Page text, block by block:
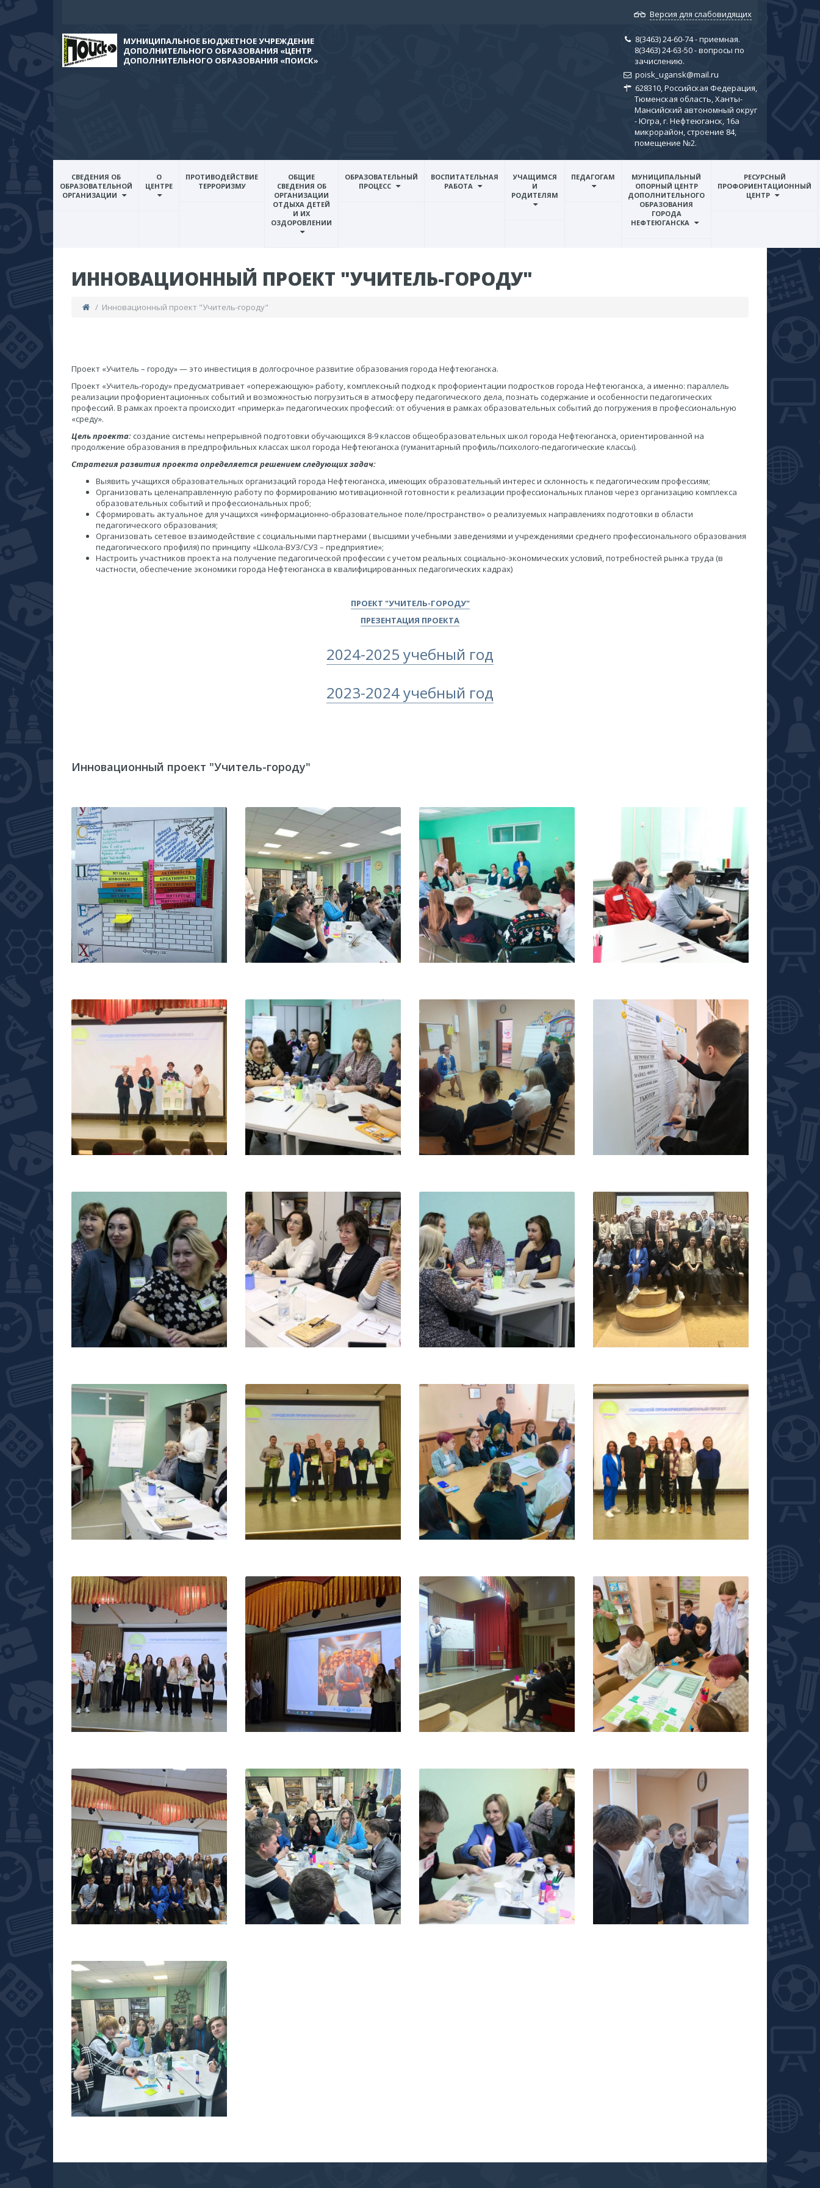
Версия для слабовидящих
МУНИЦИПАЛЬНОЕ БЮДЖЕТНОЕ УЧРЕЖДЕНИЕ
ДОПОЛНИТЕЛЬНОГО ОБРАЗОВАНИЯ «ЦЕНТР
ДОПОЛНИТЕЛЬНОГО ОБРАЗОВАНИЯ «ПОИСК»
8(3463) 24-60-74 - приемная.
8(3463) 24-63-50 - вопросы по
зачислению.
poisk_ugansk@mail.ru
628310, Российская Федерация,
Тюменская область, Ханты-
Мансийский автономный округ
- Югра, г. Нефтеюганск, 16а
микрорайон, строение 84,
помещение №2.
СВЕДЕНИЯ ОБ
ОБРАЗОВАТЕЛЬНОЙ
ОРГАНИЗАЦИИ
О
ЦЕНТРЕ
ПРОТИВОДЕЙСТВИЕ
ТЕРРОРИЗМУ
ОБЩИЕ
СВЕДЕНИЯ ОБ
ОРГАНИЗАЦИИ
ОТДЫХА ДЕТЕЙ
И ИХ
ОЗДОРОВЛЕНИИ
ОБРАЗОВАТЕЛЬНЫЙ
ПРОЦЕСС
ВОСПИТАТЕЛЬНАЯ
РАБОТА
УЧАЩИМСЯ
И
РОДИТЕЛЯМ
ПЕДАГОГАМ
МУНИЦИПАЛЬНЫЙ
ОПОРНЫЙ ЦЕНТР
ДОПОЛНИТЕЛЬНОГО
ОБРАЗОВАНИЯ
ГОРОДА
НЕФТЕЮГАНСКА
РЕСУРСНЫЙ
ПРОФОРИЕНТАЦИОННЫЙ
ЦЕНТР
ИННОВАЦИОННЫЙ ПРОЕКТ "УЧИТЕЛЬ-ГОРОДУ"
/ Инновационный проект "Учитель-городу"
Проект «Учитель – городу» — это инвестиция в долгосрочное развитие образования города Нефтеюганска.
Проект «Учитель-городу» предусматривает «опережающую» работу, комплексный подход к профориентации подростков города Нефтеюганска, а именно: параллель
реализации профориентационных событий и возможностью погрузиться в атмосферу педагогического дела, познать содержание и особенности педагогических
профессий. В рамках проекта происходит «примерка» педагогических профессий: от обучения в рамках образовательных событий до погружения в профессиональную
«среду».
Цель проекта: создание системы непрерывной подготовки обучающихся 8-9 классов общеобразовательных школ города Нефтеюганска, ориентированной на
продолжение образования в предпрофильных классах школ города Нефтеюганска (гуманитарный профиль/психолого-педагогические классы).
Стратегия развития проекта определяется решением следующих задач:
Выявить учащихся образовательных организаций города Нефтеюганска, имеющих образовательный интерес и склонность к педагогическим профессиям;
Организовать целенаправленную работу по формированию мотивационной готовности к реализации профессиональных планов через организацию комплекса
образовательных событий и профессиональных проб;
Сформировать актуальное для учащихся «информационно-образовательное поле/пространство» о реализуемых направлениях подготовки в области
педагогического образования;
Организовать сетевое взаимодействие с социальными партнерами ( высшими учебными заведениями и учреждениями среднего профессионального образования
педагогического профиля) по принципу «Школа-ВУЗ/СУЗ – предприятие»;
Настроить участников проекта на получение педагогической профессии с учетом реальных социально-экономических условий, потребностей рынка труда (в
частности, обеспечение экономики города Нефтеюганска в квалифицированных педагогических кадрах)
​ПРОЕКТ "УЧИТЕЛЬ-ГОРОДУ"
​ПРЕЗЕНТАЦИЯ ПРОЕКТА
2024-2025 учебный год
2023-2024 учебный год
Инновационный проект "Учитель-городу"